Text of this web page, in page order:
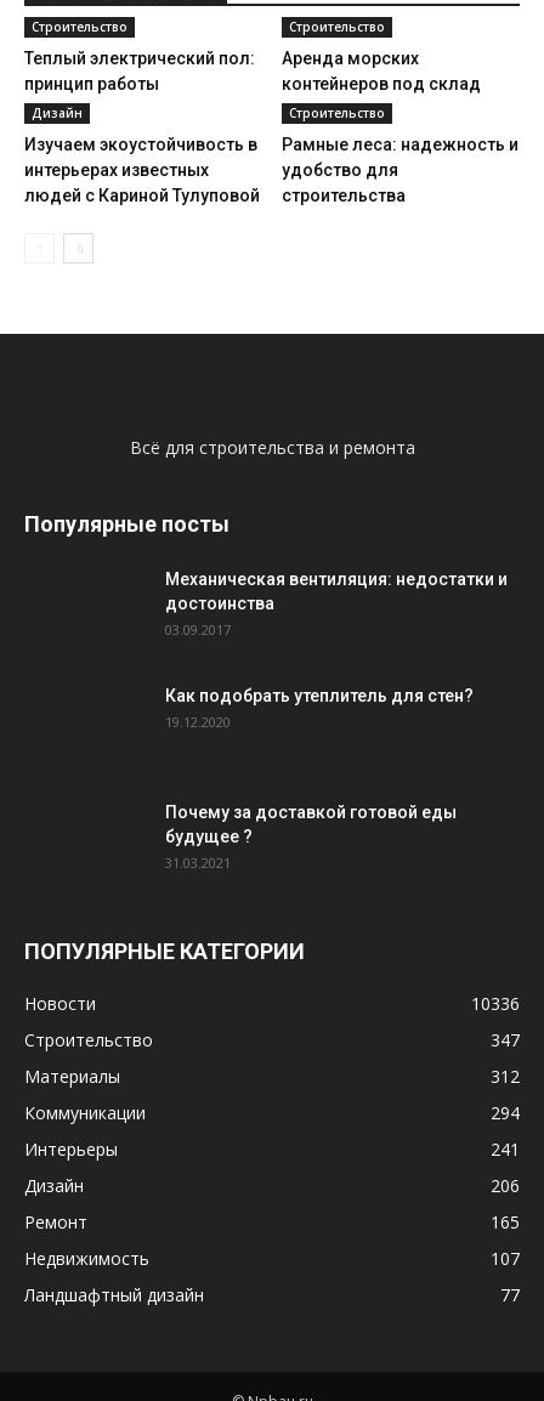
Строительство
Теплый электрический пол:
принцип работы
Строительство
Аренда морских
контейнеров под склад
Дизайн
Изучаем экоустойчивость в
интерьерах известных
людей с Кариной Тулуповой
Строительство
Рамные леса: надежность и
удобство для
строительства
Всё для строительства и ремонта
Популярные посты
Механическая вентиляция: недостатки и
достоинства
03.09.2017
Как подобрать утеплитель для стен?
19.12.2020
Почему за доставкой готовой еды
будущее ?
31.03.2021
ПОПУЛЯРНЫЕ КАТЕГОРИИ
Новости
10336
Строительство
347
Материалы
312
Коммуникации
294
Интерьеры
241
Дизайн
206
Ремонт
165
Недвижимость
107
Ландшафтный дизайн
77